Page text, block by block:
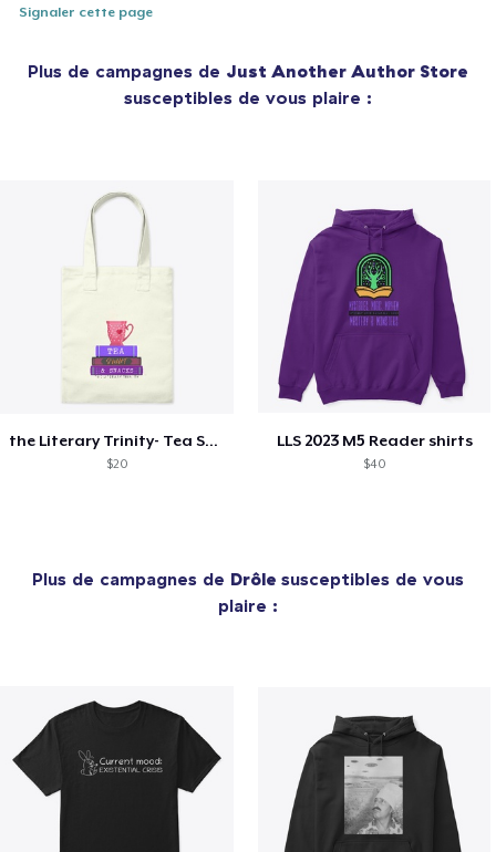
Signaler cette page
Plus de campagnes de Just Another Author Store
susceptibles de vous plaire :
the Literary Trinity- Tea Style!
$20
LLS 2023 M5 Reader shirts
$40
Plus de campagnes de Drôle susceptibles de vous
plaire :